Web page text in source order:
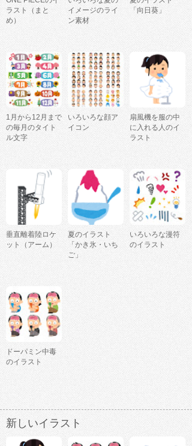
ラスト（まと
め）
イメージのライ
ン素材
「向日葵」
1月から12月まで
の毎月のタイト
ル文字
いろいろな顔ア
イコン
扇風機を服の中
に入れる人のイ
ラスト
垂直離着陸ロケ
ット（アーム）
夏のイラスト
「かき氷・いち
ご」
いろいろな漫符
のイラスト
ドーパミン中毒
のイラスト
新しいイラスト